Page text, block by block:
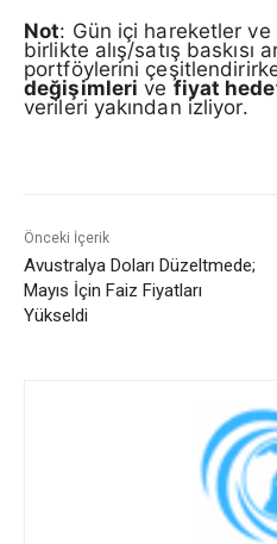
Not: Gün içi hareketler ve
birlikte alış/satış baskısı
portföylerini
değişimleri vefiyat
verileri yakından izliyor.
Önceki İçerik
Avustralya Doları Düzeltmede;
Mayıs İçin Faiz Fiyatları
Yükseldi